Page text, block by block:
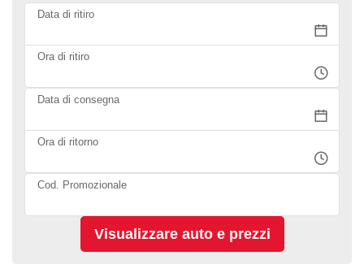
Data di ritiro
Ora di ritiro
Data di consegna
Ora di ritorno
Cod. Promozionale